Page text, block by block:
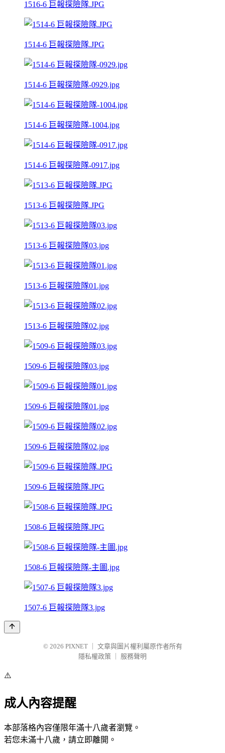
1516-6 巨報探險隊.JPG
1514-6 巨報探險隊.JPG
1514-6 巨報探險隊-0929.jpg
1514-6 巨報探險隊-1004.jpg
1514-6 巨報探險隊-0917.jpg
1513-6 巨報探險隊.JPG
1513-6 巨報探險隊03.jpg
1513-6 巨報探險隊01.jpg
1513-6 巨報探險隊02.jpg
1509-6 巨報探險隊03.jpg
1509-6 巨報探險隊01.jpg
1509-6 巨報探險隊02.jpg
1509-6 巨報探險隊.JPG
1508-6 巨報探險隊.JPG
1508-6 巨報探險隊-主圖.jpg
1507-6 巨報探險隊3.jpg
© 2026 PIXNET
文章與圖片權利屬原作者所有
隱私權政策
服務聲明
⚠️
成人內容提醒
本部落格內容僅限年滿十八歲者瀏覽。
若您未滿十八歲，請立即離開。